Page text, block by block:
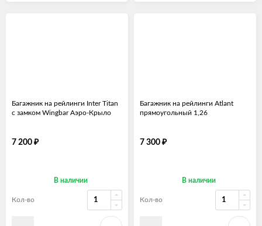
Багажник на рейлинги Inter Titan
с замком Wingbar Аэро-Крыло
7 200 ₽
В наличии
Кол-во
Багажник на рейлинги Atlant
прямоугольный 1,26
7 300 ₽
В наличии
Кол-во